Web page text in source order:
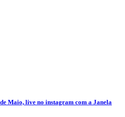
Maio, live no instagram com a Janela